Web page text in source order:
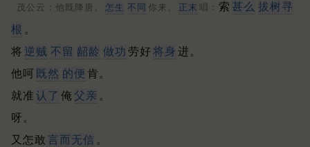
茂公云：他既降唐。 怎生 不同 你来。 正末 唱： 索 甚么 拔树寻
根 。
将 逆贼 不留 龆龄 做功 劳好 将身 进。
他呵 既然 的便 肯。
就准 认了 俺 父亲 。
呀。
又怎敢 言而无信 。